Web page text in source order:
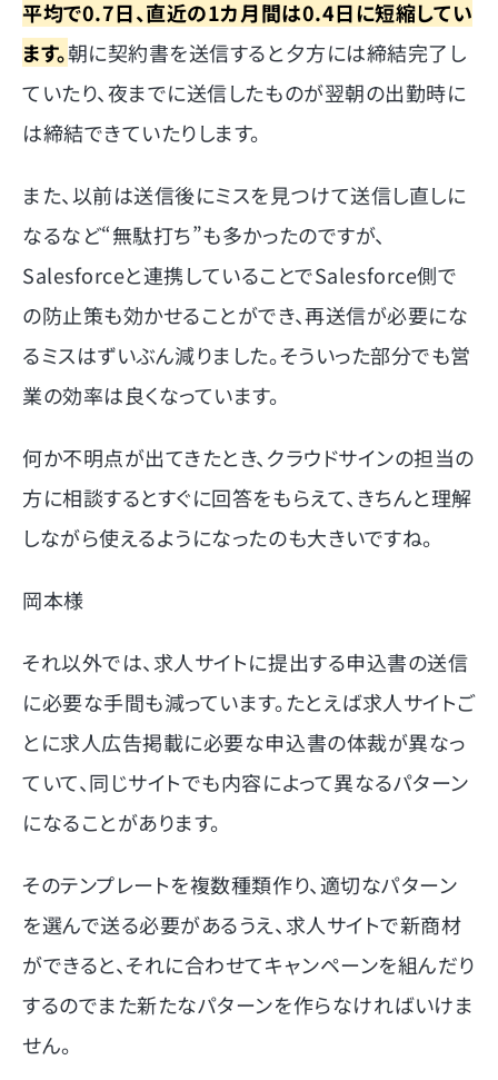
平均で0.7日、直近の1カ月間は0.4日に短縮してい
ます。朝に契約書を送信すると夕方には締結完了し
ていたり、夜までに送信したものが翌朝の出勤時に
は締結できていたりします。
また、以前は送信後にミスを見つけて送信し直しに
なるなど“無駄打ち”も多かったのですが、
Salesforceと連携していることでSalesforce側で
の防止策も効かせることができ、再送信が必要にな
るミスはずいぶん減りました。そういった部分でも営
業の効率は良くなっています。
何か不明点が出てきたとき、クラウドサインの担当の
方に相談するとすぐに回答をもらえて、きちんと理解
しながら使えるようになったのも大きいですね。
岡本様
それ以外では、求人サイトに提出する申込書の送信
に必要な手間も減っています。たとえば求人サイトご
とに求人広告掲載に必要な申込書の体裁が異なっ
ていて、同じサイトでも内容によって異なるパターン
になることがあります。
そのテンプレートを複数種類作り、適切なパターン
を選んで送る必要があるうえ、求人サイトで新商材
ができると、それに合わせてキャンペーンを組んだり
するのでまた新たなパターンを作らなければいけま
せん。